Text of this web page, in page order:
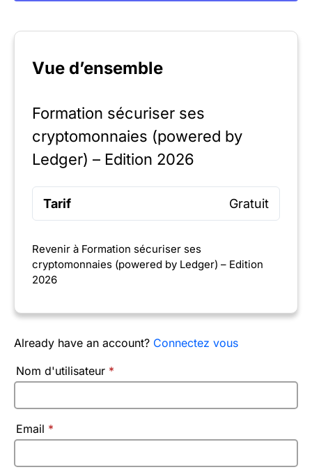
Vue d’ensemble
Formation sécuriser ses
cryptomonnaies (powered by
Ledger) – Edition 2026
Tarif Gratuit
Revenir à Formation sécuriser ses
cryptomonnaies (powered by Ledger) – Edition
2026
Already have an account? Connectez vous
Nom d'utilisateur *
Email *